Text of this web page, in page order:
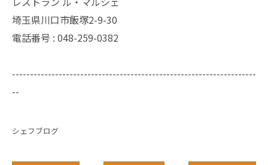
埼玉県川口市飯塚2-9-30
電話番号 : 048-259-0382
--------------------------------------------------------------------
--
シェフブログ